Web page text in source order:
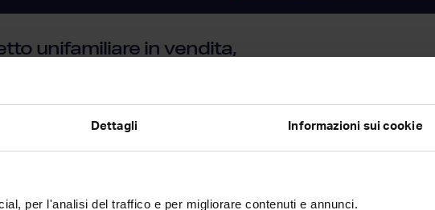
Dettagli Informazioni sui cookie
per l'analisi del traffico e per migliorare contenuti e annunci.
unifamiliare in vendita,
tranquilla contrada farri, nel comune di grotteria, questo terratetto
offre una posizione ideale per chi cerca un ambiente sereno e riservato.